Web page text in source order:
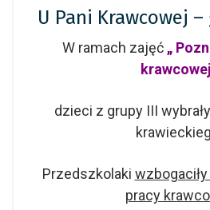
U Pani Krawcowej
W ramach zajęć „
dzieci z grupy III
Przedszkolaki
pracy